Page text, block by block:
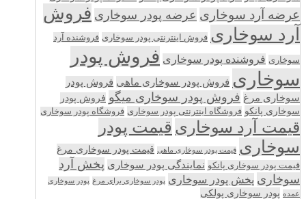
عرضه آرد سوخاری عرضه پودر سوخاری فروش
آرد سوخاری فروش اینترنتی پودر سوخاری فروشنده آرد
سوخاری فروشنده پودر سوخاری فروش پودر
سوخاری فروش پودر سوخاری ماهی فروش پودر
سوخاری مرغ فروش پودر سوخاری میگو فروش پودر
سوخاری پانکو فروشگاه اینترنتی پودر سوخاری فروشگاه پودر سوخاری
قیمت آرد سوخاری قیمت پودر
سوخاری قیمت پودر سوخاری ماهی قیمت پودر سوخاری مرغ
قیمت پودر سوخاری پانکو نمایندگی پودر سوخاری پخش آرد
سوخاری پخش پودر سوخاری پودر سوخاری برای مرغ پودر سوخاری
عمده پودر سوخاری پولکی